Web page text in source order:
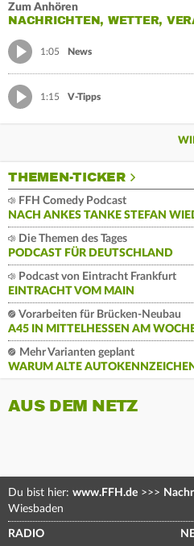
Zum Anhören
NACHRICHTEN, WETTER,
1:05 News
1:15 V-Tipps
THEMEN-TICKER
FFH Comedy Podcast
NACH ANKES TANKE STEFAN
Die Themen des Tages
PODCAST FÜR DEUTSCHLAND
Podcast von Eintracht Frankfurt
EINTRACHT VOM MAIN
Vorarbeiten für Brücken-Neubau
A45 IN MITTELHESSEN AM
Mehr Varianten geplant
WARUM ALTE
AUS DEM NETZ
Du bist hier: www.FFH.de >>>
Wiesbaden
RADIO